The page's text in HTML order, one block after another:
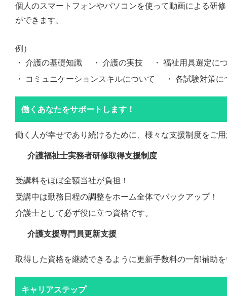
個人のスマートフォンやパソコンを使って動画による研
ができます。
例）
・ 介護の基礎知識 ・ 介護の実技 ・ 福祉用具選定に
・ コミュニケーションスキルについて ・ 各試験対策に
働くあなたをサポートします！
働く人が幸せであり続けるために、様々な支援制度をご
介護福祉士実務者研修取得支援制度
受講料をほぼ全額当社が負担！
受講中は勤務日程の調整をホーム全体でバックアップ！
介護士として必ず役に立つ資格です。
介護支援専門員更新支援
取得した資格を継続できるように更新手数料の一部補助
キャリアステップ